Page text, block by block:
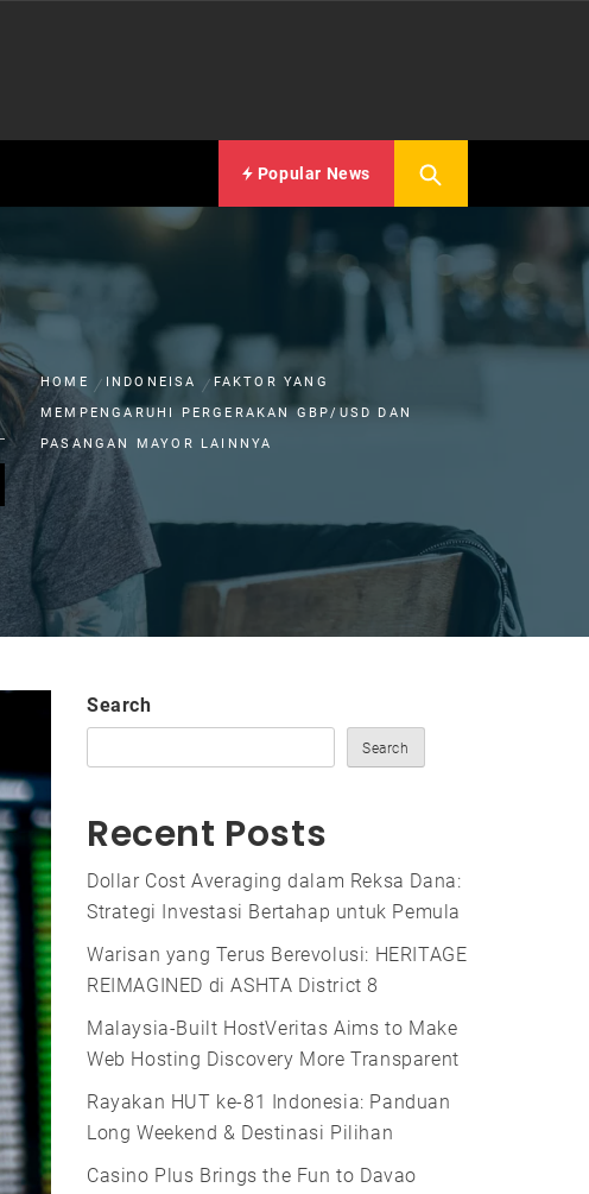
Popular News
HOME INDONEISA
FAKTOR YANG
MEMPENGARUHI PERGERAKAN GBP/USD DAN
PASANGAN MAYOR LAINNYA
Search
Search
Recent Posts
Dollar Cost Averaging dalam Reksa Dana:
Strategi Investasi Bertahap untuk Pemula
Warisan yang Terus Berevolusi: HERITAGE
REIMAGINED di ASHTA District 8
Malaysia-Built HostVeritas Aims to Make
Web Hosting Discovery More Transparent
Rayakan HUT ke-81 Indonesia: Panduan
Long Weekend & Destinasi Pilihan
Casino Plus Brings the Fun to Davao